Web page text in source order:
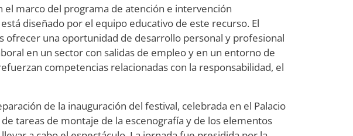
el marco del programa de atención e intervención
diseñado por el equipo educativo de este recurso. El
ofrecer una oportunidad de desarrollo personal y profesional
en un sector con salidas de empleo y en un entorno de
competencias relacionadas con la responsabilidad, el
de la inauguración del festival, celebrada en el Palacio
tareas de montaje de la escenografía y de los elementos